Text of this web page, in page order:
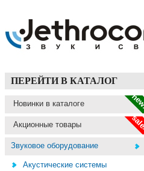
ПЕРЕЙТИ В КАТАЛОГ
Новинки в каталоге
Акционные товары
Звуковое оборудование
Акустические системы